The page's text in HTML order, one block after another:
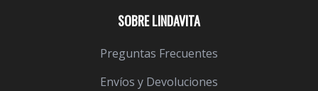
SOBRE LINDAVITA
Preguntas Frecuentes
Envíos y Devoluciones